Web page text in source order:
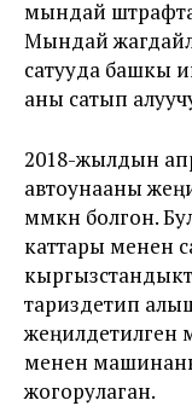
мындай
Мындай
сатууда башкы
аны сатып
2018-жылдын
автоунааны
мүмкүн болгон.
каттары менен
тариздетип
жеңилдетилген
менен машинаны
жогорулаган.